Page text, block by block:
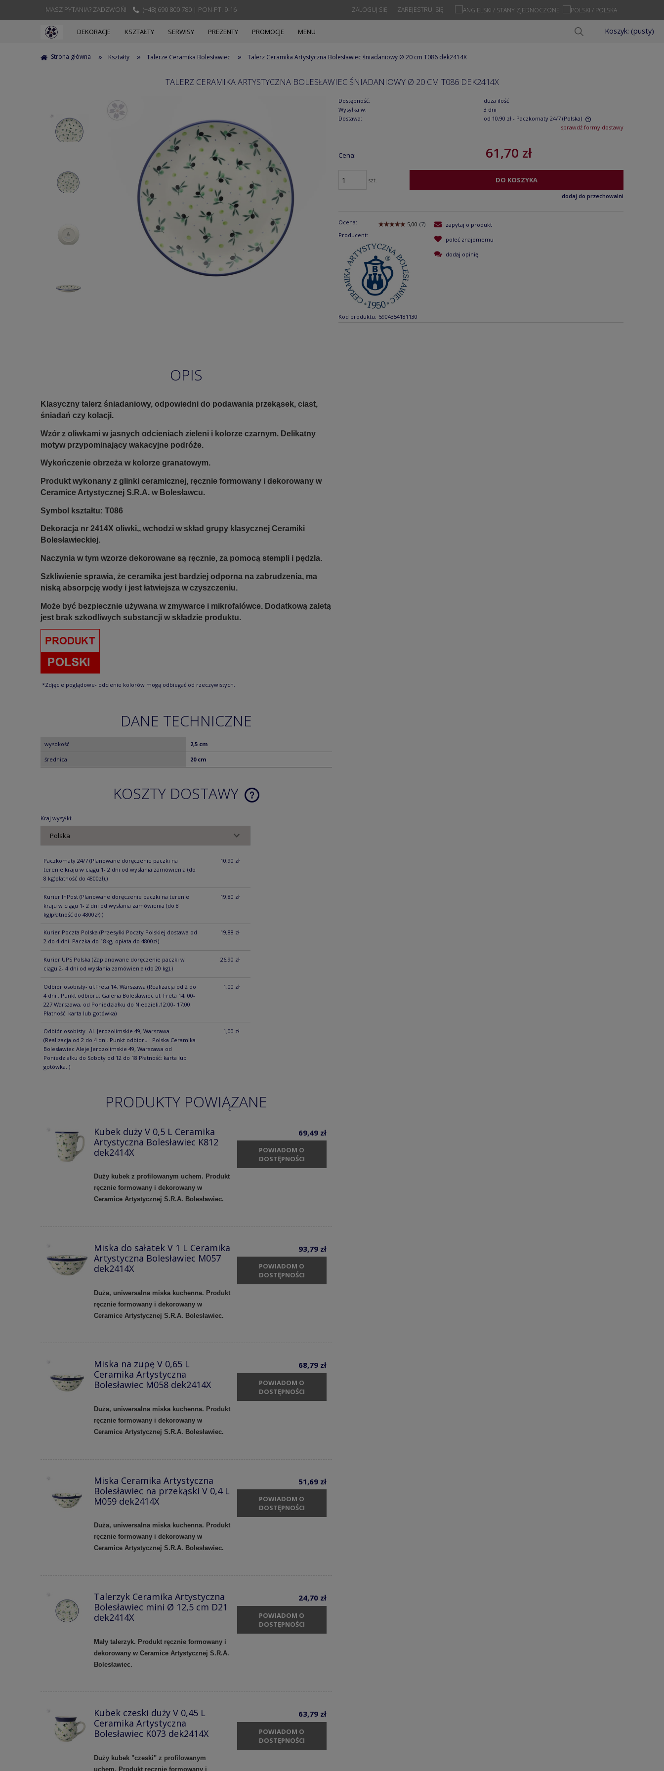
MASZ PYTANIA? ZADZWOŃ! (+48) 690 800 780 | PON-PT. 9-16 ZAREJESTRUJ SIĘ
ZALOGUJ SIĘ
Koszyk: (pusty)
DEKORACJE KSZTAŁTY SERWISY PREZENTY PROMOCJE MENU
Strona główna » Kształty » Talerze Ceramika Bolesławiec » Talerz Ceramika Artystyczna Bolesławiec śniadaniowy Ø 20 cm T086 dek2414X
TALERZ CERAMIKA ARTYSTYCZNA BOLESŁAWIEC ŚNIADANIOWY Ø 20 CM T086 DEK2414X
Dostępność:
duża ilość
Wysyłka w:
3 dni
Dostawa:
od 10,90 zł - Paczkomaty 24/7 (Polska)
sprawdź formy dostawy
Cena: 61,70 zł
szt. DO KOSZYKA
dodaj do przechowalni
Ocena:
Producent:
Kod produktu: 5904354181130
zapytaj o produkt
poleć znajomemu
dodaj opinię
OPIS
Klasyczny talerz śniadaniowy, odpowiedni do podawania przekąsek, ciast,
śniadań czy kolacji.
Wzór z oliwkami w jasnych odcieniach zieleni i kolorze czarnym. Delikatny
motyw przypominający wakacyjne podróże.
Wykończenie obrzeża w kolorze granatowym.
Produkt wykonany z glinki ceramicznej, ręcznie formowany i dekorowany w
Ceramice Artystycznej S.R.A. w Bolesławcu.
Symbol kształtu: T086
Dekoracja nr 2414X oliwki,, wchodzi w skład grupy klasycznej Ceramiki
Bolesławieckiej.
Naczynia w tym wzorze dekorowane są ręcznie, za pomocą stempli i pędzla.
Szkliwienie sprawia, że ceramika jest bardziej odporna na zabrudzenia, ma
niską absorpcję wody i jest łatwiejsza w czyszczeniu.
Może być bezpiecznie używana w zmywarce i mikrofalówce. Dodatkową zaletą
jest brak szkodliwych substancji w składzie produktu.
*Zdjęcie poglądowe- odcienie kolorów mogą odbiegać od rzeczywistych.
DANE TECHNICZNE
wysokość 2,5 cm
średnica 20 cm
KOSZTY DOSTAWY
Kraj wysyłki:
Paczkomaty 24/7 (Planowane doręczenie paczki na
terenie kraju w ciągu 1- 2 dni od wysłania zamówienia (do
8 kg)płatność do 4800zł).)
10,90 zł
Kurier InPost (Planowane doręczenie paczki na terenie
kraju w ciągu 1- 2 dni od wysłania zamówienia (do 8
kg)płatność do 4800zł).)
19,80 zł
Kurier Poczta Polska (Przesyłki Poczty Polskiej dostawa od
2 do 4 dni. Paczka do 18kg, opłata do 4800zł)
19,88 zł
Kurier UPS Polska (Zaplanowane doręczenie paczki w
ciągu 2- 4 dni od wysłania zamówienia (do 20 kg).)
26,90 zł
Odbiór osobisty- ul.Freta 14, Warszawa (Realizacja od 2 do
4 dni . Punkt odbioru: Galeria Bolesławiec ul. Freta 14, 00-
227 Warszawa, od Poniedziałku do Niedzieli,12:00- 17:00.
Płatność: karta lub gotówka)
1,00 zł
Odbiór osobisty- Al. Jerozolimskie 49, Warszawa
(Realizacja od 2 do 4 dni. Punkt odbioru : Polska Ceramika
Bolesławiec Aleje Jerozolimskie 49, Warszawa od
Poniedziałku do Soboty od 12 do 18 Płatność: karta lub
gotówka. )
1,00 zł
PRODUKTY POWIĄZANE
Kubek duży V 0,5 L Ceramika
Artystyczna Bolesławiec K812
dek2414X
Duży kubek z profilowanym uchem. Produkt
ręcznie formowany i dekorowany w
Ceramice Artystycznej S.R.A. Bolesławiec.
69,49 zł
POWIADOM O
DOSTĘPNOŚCI
Miska do sałatek V 1 L Ceramika
Artystyczna Bolesławiec M057
dek2414X
Duża, uniwersalna miska kuchenna. Produkt
ręcznie formowany i dekorowany w
Ceramice Artystycznej S.R.A. Bolesławiec.
93,79 zł
POWIADOM O
DOSTĘPNOŚCI
Miska na zupę V 0,65 L
Ceramika Artystyczna
Bolesławiec M058 dek2414X
Duża, uniwersalna miska kuchenna. Produkt
ręcznie formowany i dekorowany w
Ceramice Artystycznej S.R.A. Bolesławiec.
68,79 zł
POWIADOM O
DOSTĘPNOŚCI
Miska Ceramika Artystyczna
Bolesławiec na przekąski V 0,4 L
M059 dek2414X
Duża, uniwersalna miska kuchenna. Produkt
ręcznie formowany i dekorowany w
Ceramice Artystycznej S.R.A. Bolesławiec.
51,69 zł
POWIADOM O
DOSTĘPNOŚCI
Talerzyk Ceramika Artystyczna
Bolesławiec mini Ø 12,5 cm D21
dek2414X
Mały talerzyk. Produkt ręcznie formowany i
dekorowany w Ceramice Artystycznej S.R.A.
Bolesławiec.
24,70 zł
POWIADOM O
DOSTĘPNOŚCI
Kubek czeski duży V 0,45 L
Ceramika Artystyczna
Bolesławiec K073 dek2414X
Duży kubek "czeski" z profilowanym
uchem. Produkt ręcznie formowany i
63,79 zł
POWIADOM O
DOSTĘPNOŚCI